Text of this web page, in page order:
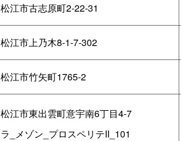
松江市古志原町2-22-31
松江市上乃木8-1-7-302
松江市竹矢町1765-2
松江市東出雲町意宇南6丁目4-7
ラ_メゾン_プロスペリテII_101